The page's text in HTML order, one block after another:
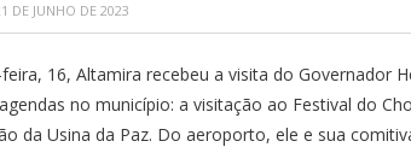
DE JUNHO DE 2023
16, Altamira recebeu a visita do Governador
no município: a visitação ao Festival do
da Usina da Paz. Do aeroporto, ele e sua